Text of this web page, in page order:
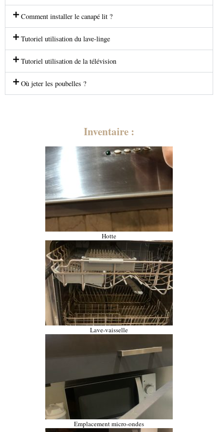
Comment installer le canapé lit ?
Tutoriel utilisation du lave-linge
Tutoriel utilisation de la télévision
Où jeter les poubelles ?
Inventaire :
Hotte
Lave-vaisselle
Emplacement micro-ondes